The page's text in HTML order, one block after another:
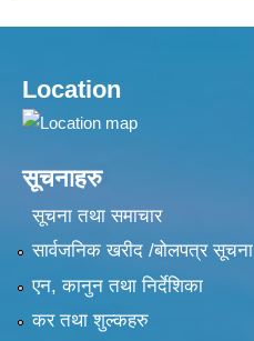
Location
सूचनाहरु
सूचना तथा समाचार
सार्वजनिक खरीद /बोलपत्र सूचना
एन, कानुन तथा निर्देशिका
कर तथा शुल्कहरु